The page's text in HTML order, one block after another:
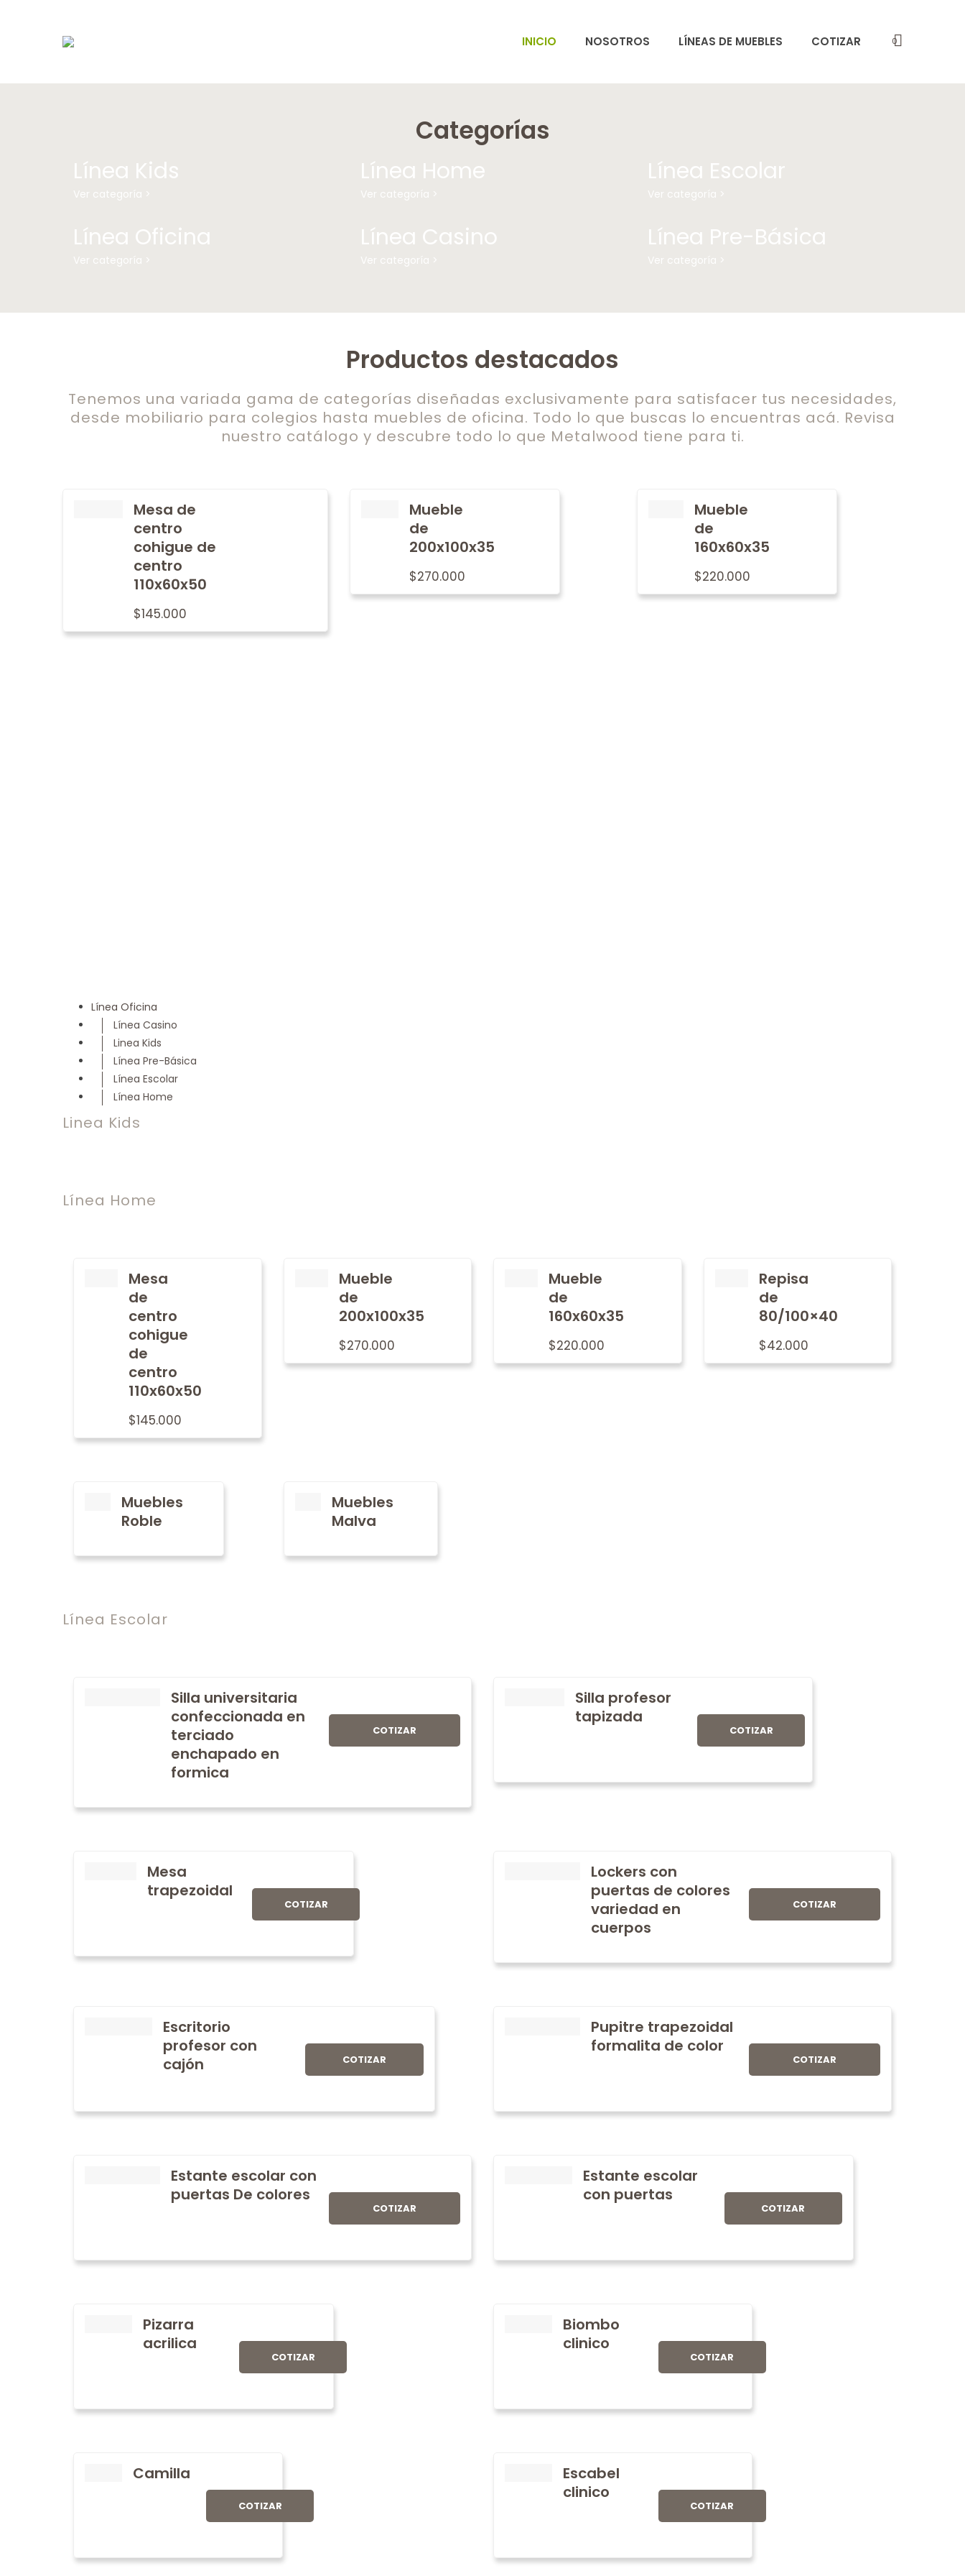
INICIO NOSOTROS LÍNEAS DE MUEBLES COTIZAR 0
Categorías
Línea Kids
Ver categoría >
Línea Home
Ver categoría >
Línea Escolar
Ver categoría >
Línea Oficina
Ver categoría >
Línea Casino
Ver categoría >
Línea Pre-Básica
Ver categoría >
Productos destacados
Tenemos una variada gama de categorías diseñadas exclusivamente para satisfacer tus necesidades,
desde mobiliario para colegios hasta muebles de oficina. Todo lo que buscas lo encuentras acá. Revisa
nuestro catálogo y descubre todo lo que Metalwood tiene para ti.
Mesa de
centro
cohigue de
centro
110x60x50
$145.000
Mueble
de
200x100x35
$270.000
Mueble
de
160x60x35
$220.000
Línea Oficina
Línea Casino
Linea Kids
Línea Pre-Básica
Línea Escolar
Línea Home
Linea Kids
Línea Home
Mesa
de
centro
cohigue
de
centro
110x60x50
$145.000
Mueble
de
200x100x35
$270.000
Mueble
de
160x60x35
$220.000
Repisa
de
80/100×40
$42.000
Muebles
Roble
Muebles
Malva
Línea Escolar
Silla universitaria
confeccionada en
terciado
enchapado en
formica
COTIZAR
Silla profesor
tapizada
COTIZAR
Mesa
trapezoidal
COTIZAR
Lockers con
puertas de colores
variedad en
cuerpos
COTIZAR
Escritorio
profesor con
cajón
COTIZAR
Pupitre trapezoidal
formalita de color
COTIZAR
Estante escolar con
puertas De colores
COTIZAR
Estante escolar
con puertas
COTIZAR
Pizarra
acrilica
COTIZAR
Biombo
clinico
COTIZAR
Camilla
COTIZAR
Escabel
clinico
COTIZAR